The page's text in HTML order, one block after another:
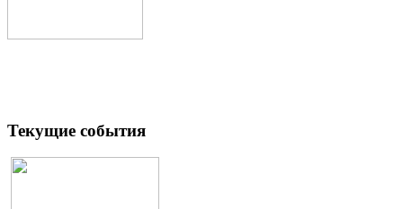
Текущие события